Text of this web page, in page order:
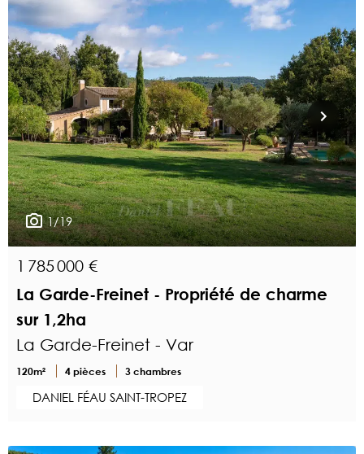
1/19
1 785 000 €
La Garde-Freinet - Propriété de charme
sur 1,2ha
La Garde-Freinet - Var
120m² 4 pièces 3 chambres
DANIEL FÉAU SAINT-TROPEZ